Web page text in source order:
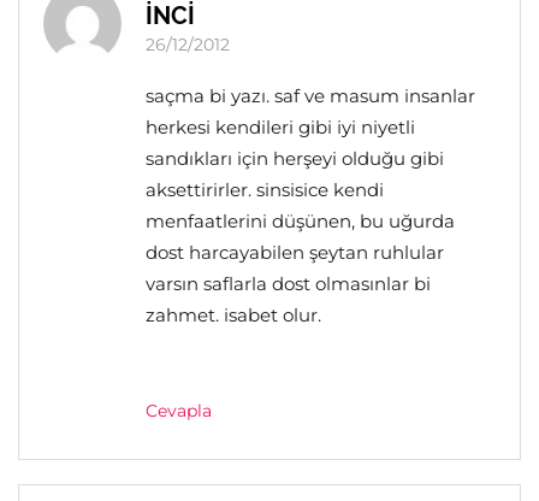
İNCİ
26/12/2012
saçma bi yazı. saf ve masum insanlar
herkesi kendileri gibi iyi niyetli
sandıkları için herşeyi olduğu gibi
aksettirirler. sinsisice kendi
menfaatlerini düşünen, bu uğurda
dost harcayabilen şeytan ruhlular
varsın saflarla dost olmasınlar bi
zahmet. isabet olur.
Cevapla